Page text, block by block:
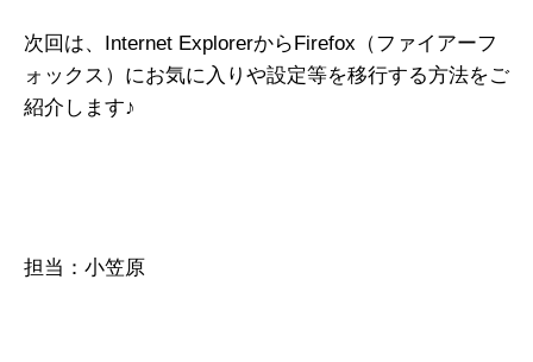
次回は、Internet ExplorerからFirefox（ファイアーフ
ォックス）にお気に入りや設定等を移行する方法をご
紹介します♪
担当：小笠原